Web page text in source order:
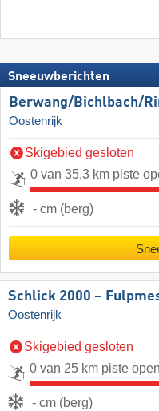
Sneeuwberichten
Berwang/​Bichlbach/​
Oostenrijk
Skigebied gesloten
0 van 35,3 km piste
- cm (berg)
Schlick 2000 –
Oostenrijk
Skigebied gesloten
0 van 25 km piste open
- cm (berg)